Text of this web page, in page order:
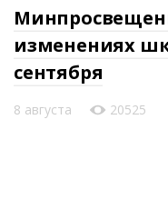
изменениях
сентября
8 августа 20525